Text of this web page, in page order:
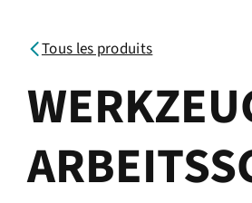
Tous les produits